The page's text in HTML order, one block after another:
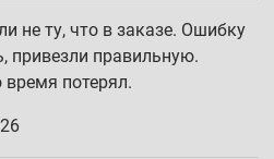
не ту, что в заказе. Ошибку
привезли правильную.
время потерял.